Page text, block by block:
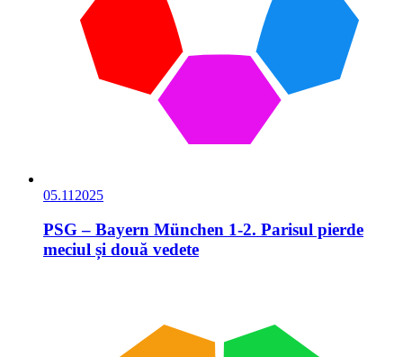
05.11 2025
PSG – Bayern München 1-2. Parisul pierde
meciul și două vedete